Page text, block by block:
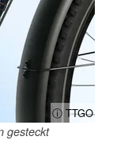
ⓘ TTGO
gesteckt